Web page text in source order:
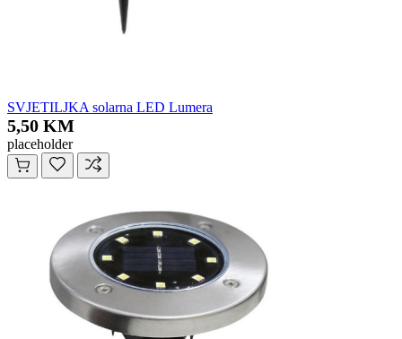
SVJETILJKA solarna LED Lumera
5,50 KM
placeholder